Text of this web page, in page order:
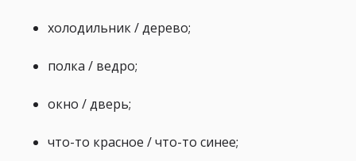
холодильник / дерево;
полка / ведро;
окно / дверь;
что-то красное / что-то синее;